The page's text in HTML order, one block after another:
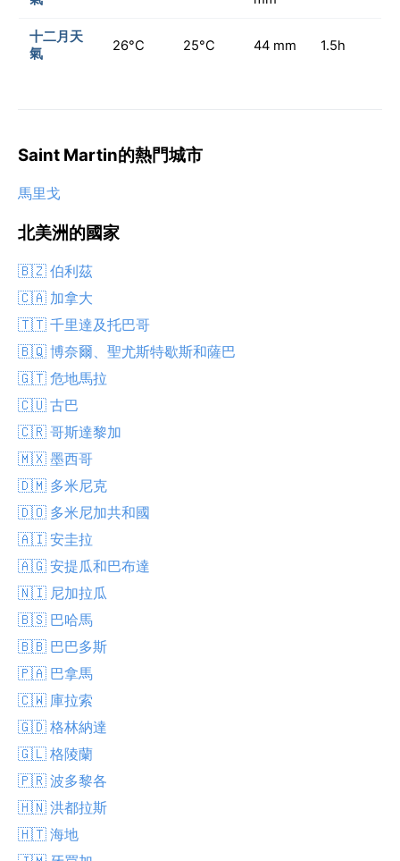
十二月天
氣
26°C 25°C 44 mm 1.5h
Saint Martin的熱門城市
馬里戈
北美洲的國家
🇧🇿 伯利茲
🇨🇦 加拿大
🇹🇹 千里達及托巴哥
🇧🇶 博奈爾、聖尤斯特歇斯和薩巴
🇬🇹 危地馬拉
🇨🇺 古巴
🇨🇷 哥斯達黎加
🇲🇽 墨西哥
🇩🇲 多米尼克
🇩🇴 多米尼加共和國
🇦🇮 安圭拉
🇦🇬 安提瓜和巴布達
🇳🇮 尼加拉瓜
🇧🇸 巴哈馬
🇧🇧 巴巴多斯
🇵🇦 巴拿馬
🇨🇼 庫拉索
🇬🇩 格林納達
🇬🇱 格陵蘭
🇵🇷 波多黎各
🇭🇳 洪都拉斯
🇭🇹 海地